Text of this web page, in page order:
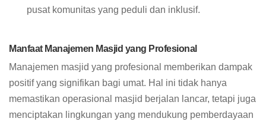
pusat komunitas yang peduli dan inklusif.
Manfaat Manajemen Masjid yang Profesional
Manajemen masjid yang profesional memberikan dampak
positif yang signifikan bagi umat. Hal ini tidak hanya
memastikan operasional masjid berjalan lancar, tetapi juga
menciptakan lingkungan yang mendukung pemberdayaan